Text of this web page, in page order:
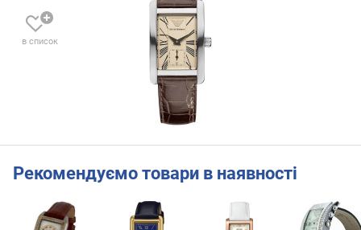
в список
Рекомендуємо товари в наявності